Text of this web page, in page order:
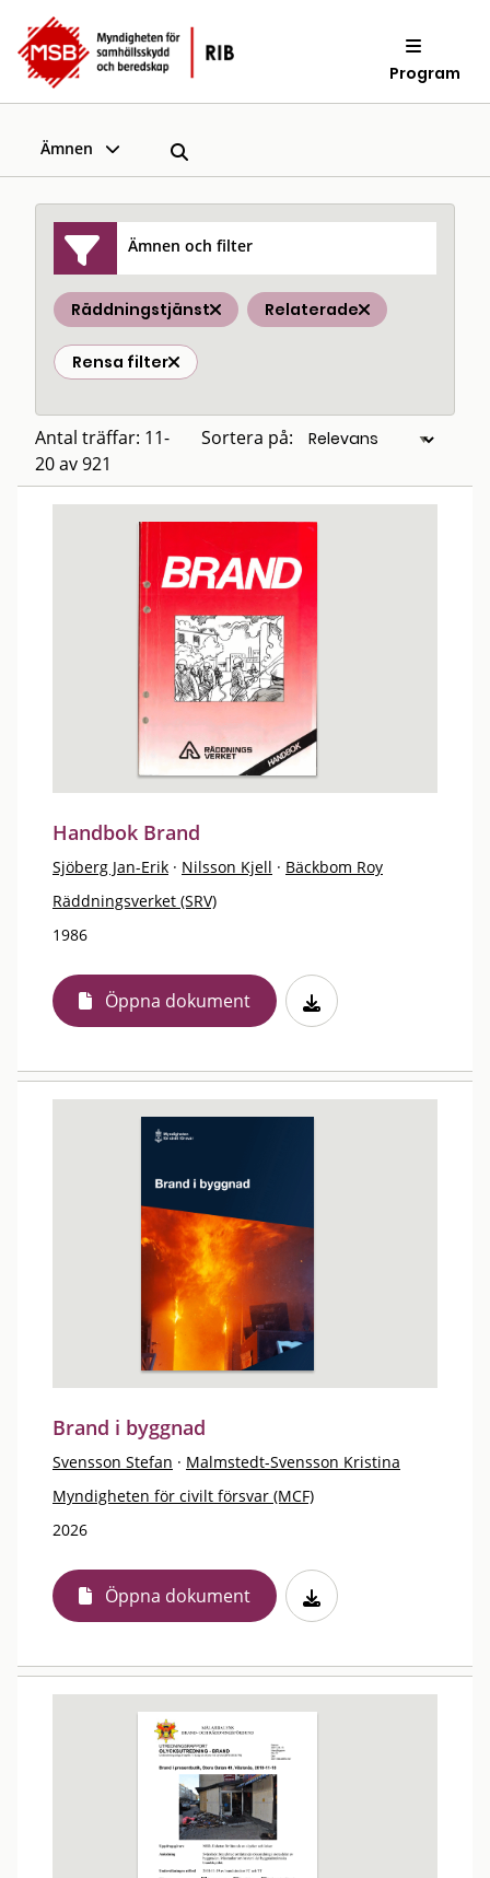
Program
Ämnen
Ämnen och filter
Räddningstjänst Relaterade
Rensa filter
Antal träffar: 11-
20 av 921
Sortera på:
Handbok Brand
Sjöberg Jan-Erik · Nilsson Kjell · Bäckbom Roy
Räddningsverket (SRV)
1986
Öppna dokument
Brand i byggnad
Svensson Stefan · Malmstedt-Svensson Kristina
Myndigheten för civilt försvar (MCF)
2026
Öppna dokument